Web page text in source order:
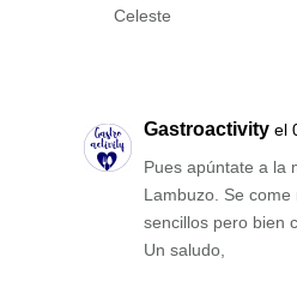
Celeste
Gastroactivity el
Pues apúntate a la
Lambuzo. Se
sencillos pero bien
Un saludo,